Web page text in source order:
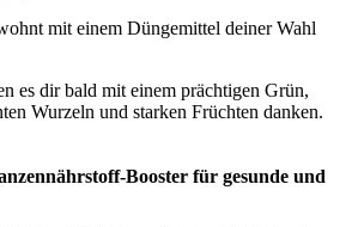
mit einem Düngemittel deiner Wahl
es dir bald mit einem prächtigen Grün,
Wurzeln und starken Früchten danken.
Booster für gesunde und